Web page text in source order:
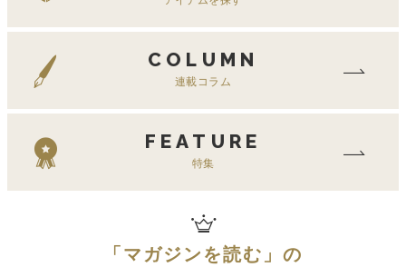
COLUMN
連載コラム
FEATURE
特集
「マガジンを読む 」の